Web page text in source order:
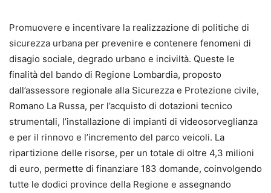
Promuovere e incentivare la realizzazione di politiche di
sicurezza urbana per prevenire e contenere fenomeni di
disagio sociale, degrado urbano e inciviltà. Queste le
finalità del bando di Regione Lombardia, proposto
dall’assessore regionale alla Sicurezza e Protezione civile,
Romano La Russa, per l’acquisto di dotazioni tecnico
strumentali, l’installazione di impianti di videosorveglianza
e per il rinnovo e l’incremento del parco veicoli. La
ripartizione delle risorse, per un totale di oltre 4,3 milioni
di euro, permette di finanziare 183 domande, coinvolgendo
tutte le dodici province della Regione e assegnando